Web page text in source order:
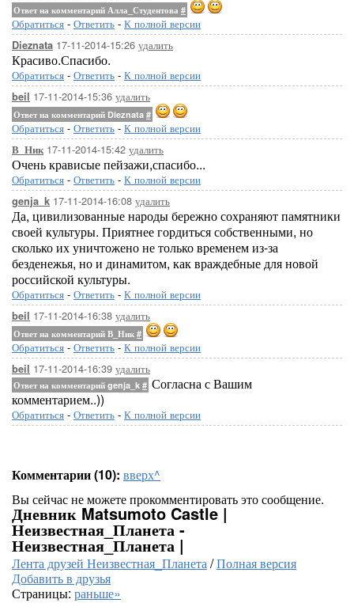
Ответ на комментарий Алла_Студентова #
Обратиться - Ответить - К полной версии
Dieznata 17-11-2014-15:26 удалить
Красиво.Спасибо.
Обратиться - Ответить - К полной версии
beil 17-11-2014-15:36 удалить
Ответ на комментарий Dieznata #
Обратиться - Ответить - К полной версии
В_Ник17-11-2014-15:42 удалить
Очень крависые пейзажи,спасибо...
Обратиться - Ответить - К полной версии
genja_k 17-11-2014-16:08 удалить
Да, цивилизованные народы бережно сохраняют памятники
своей культуры. Приятнее гордиться собственными, но
сколько их уничтожено не только временем из-за
безденежья, но и динамитом, как враждебные для новой
российской культуры.
Обратиться - Ответить - К полной версии
beil 17-11-2014-16:38 удалить
Ответ на комментарий В_Ник #
Обратиться - Ответить - К полной версии
beil 17-11-2014-16:39 удалить
Ответ на комментарий genja_k # Согласна с Вашим
комментарием..))
Обратиться - Ответить - К полной версии
Комментарии (10): вверх^
Вы сейчас не можете прокомментировать это сообщение.
Дневник Matsumoto Castle |
Неизвестная_Планета -
Неизвестная_Планета |
Лента друзей Неизвестная_Планета/Полная версия
Добавить в друзья
Страницы: раньше»